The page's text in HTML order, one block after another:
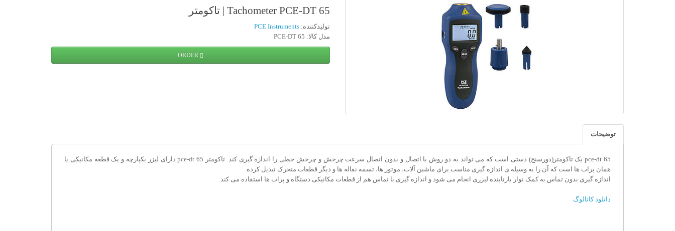
Tachometer PCE-DT 65 | تاکومتر
تولیدکننده: PCE Instruments
مدل کالا: PCE-DT 65
توضیحات
pce-dt 65 یک تاکومتر(دورسنج) دستی است که می تواند به دو روش با اتصال و بدون اتصال سرعت چرخش و چرخش خطی را اندازه گیری کند. تاکومتر pce-dt 65 دارای لیزر یکپارچه و یک قطعه مکانیکی یا
همان پراب ها است که آن را به وسیله ی اندازه گیری مناسب برای ماشین آلات، موتور ها، تسمه نقاله ها و دیگر قطعات متحرک تبدیل کرده.
اندازه گیری بدون تماس به کمک نوار بازتابنده لیزری انجام می شود و اندازه گیری با تماس هم از قطعات مکانیکی دستگاه و پراب ها استفاده می کند.
دانلود کاتالوگ